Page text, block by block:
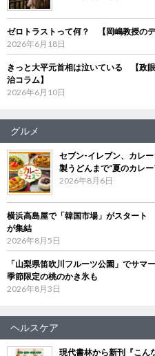
ゼロトラストって何？ 【岡嶋教授のデ
2026年6月18日
きっと大平元首相は泣いている 【政
治コラム】
2026年6月10日
グルメ
セブン‐イレブン、カレ
製うどんまで“夏のカレ
2026年8月6日
横浜高島屋で「韓国市場」がスター
が集結
2026年8月5日
「山梨県笛吹川フルーツ公園」でサ
季節限定の桃のかき氷も
2026年8月3日
ヘルスケア
現代書林から新刊『こ